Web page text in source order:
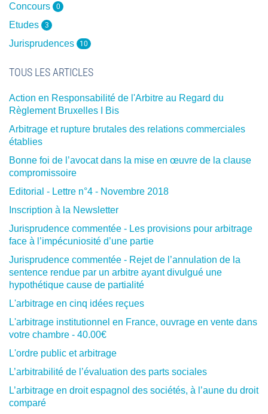
Concours 0
Etudes 3
Jurisprudences 10
TOUS LES ARTICLES
Action en Responsabilité de l'Arbitre au Regard du
Règlement Bruxelles I Bis
Arbitrage et rupture brutales des relations commerciales
établies
Bonne foi de l’avocat dans la mise en œuvre de la clause
compromissoire
Editorial - Lettre n°4 - Novembre 2018
Inscription à la Newsletter
Jurisprudence commentée - Les provisions pour arbitrage
face à l’impécuniosité d’une partie
Jurisprudence commentée - Rejet de l’annulation de la
sentence rendue par un arbitre ayant divulgué une
hypothétique cause de partialité
L'arbitrage en cinq idées reçues
L'arbitrage institutionnel en France, ouvrage en vente dans
votre chambre - 40.00€
L'ordre public et arbitrage
L’arbitrabilité de l’évaluation des parts sociales
L’arbitrage en droit espagnol des sociétés, à l’aune du droit
comparé